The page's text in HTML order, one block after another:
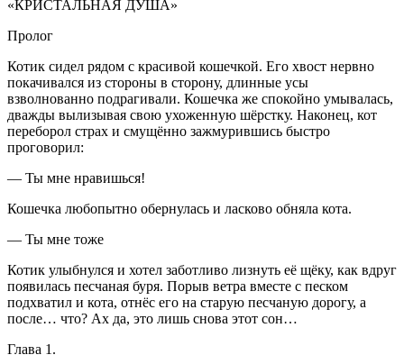
«КРИСТАЛЬНАЯ ДУША»
Пролог
Котик сидел рядом с красивой кошечкой. Его хвост нервно
покачивался из стороны в сторону, длинные усы
взволнованно подрагивали. Кошечка же спокойно умывалась,
дважды вылизывая свою ухоженную шёрстку. Наконец, кот
переборол страх и смущённо зажмурившись быстро
проговорил:
— Ты мне нравишься!
Кошечка любопытно обернулась и ласково обняла кота.
— Ты мне тоже
Котик улыбнулся и хотел заботливо лизнуть её щёку, как вдруг
появилась песчаная буря. Порыв ветра вместе с песком
подхватил и кота, отнёс его на старую песчаную дорогу, а
после… что? Ах да, это лишь снова этот сон…
Глава 1.